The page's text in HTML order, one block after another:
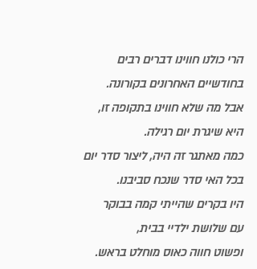
הרי כולנו חווינו דברים רבים
בחודשיים האחרונים בקורונה.
אבל מה שלא חווינו בתקופה זו,
היא שיגרת יום רגילה.
כמה מאתגר זה היה, ליצור סדר יום
בכל האי סדר שנכח סביבנו.
היו בקרים שהייתי קמה בבוקר
עם שלושת ילדיי בבית,
ופשוט חווה כאוס מוחלט בראש.